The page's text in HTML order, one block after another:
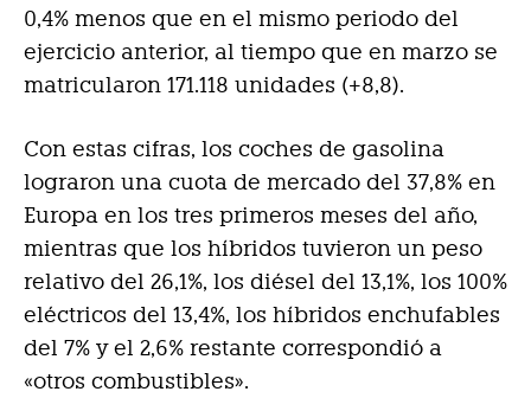
0,4% menos que en el mismo periodo del
ejercicio anterior, al tiempo que en marzo se
matricularon 171.118 unidades (+8,8).
Con estas cifras, los coches de gasolina
lograron una cuota de mercado del 37,8% en
Europa en los tres primeros meses del año,
mientras que los híbridos tuvieron un peso
relativo del 26,1%, los diésel del 13,1%, los 100%
eléctricos del 13,4%, los híbridos enchufables
del 7% y el 2,6% restante correspondió a
«otros combustibles».